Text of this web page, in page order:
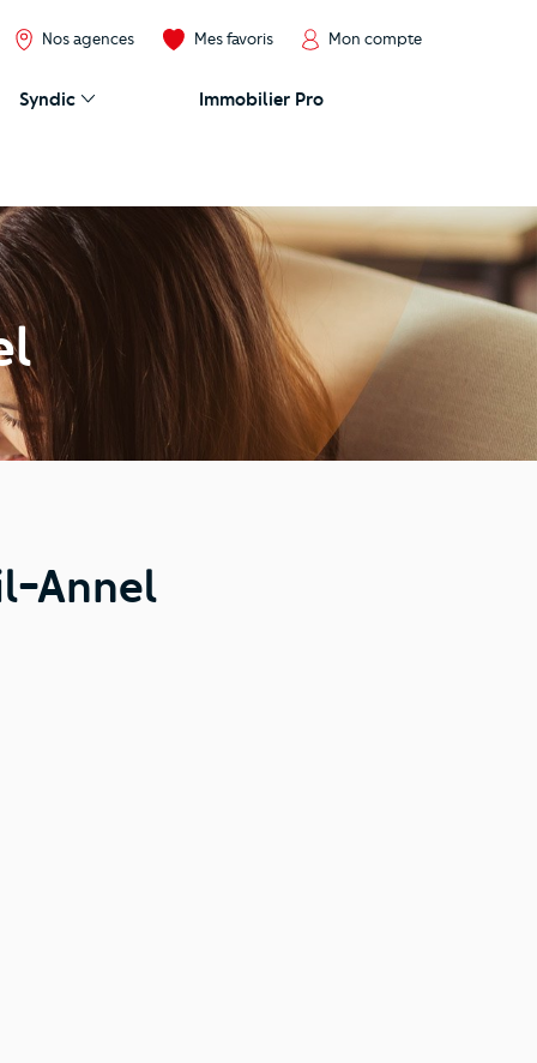
Nos agences Mes favoris Mon compte
Syndic Immobilier Pro
Annel